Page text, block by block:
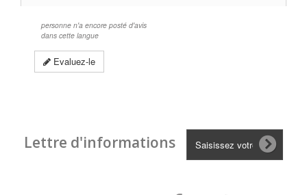
personne n'a encore posté d'avis
dans cette langue
Evaluez-le
Lettre d'informations